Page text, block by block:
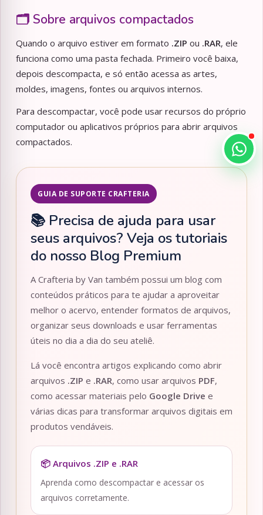
🗂️ Sobre arquivos compactados
Quando o arquivo estiver em formato .ZIP ou .RAR, ele
funciona como uma pasta fechada. Primeiro você baixa,
depois descompacta, e só então acessa as artes,
moldes, imagens, fontes ou arquivos internos.
Para descompactar, você pode usar recursos do próprio
computador ou aplicativos próprios para abrir arquivos
compactados.
GUIA DE SUPORTE CRAFTERIA
📚 Precisa de ajuda para usar
seus arquivos? Veja os tutoriais
do nosso Blog Premium
A Crafteria by Van também possui um blog com
conteúdos práticos para te ajudar a aproveitar
melhor o acervo, entender formatos de arquivos,
organizar seus downloads e usar ferramentas
úteis no dia a dia do seu ateliê.
Lá você encontra artigos explicando como abrir
arquivos .ZIP e .RAR, como usar arquivos PDF,
como acessar materiais pelo Google Drive e
várias dicas para transformar arquivos digitais em
produtos vendáveis.
📦 Arquivos .ZIP e .RAR
Aprenda como descompactar e acessar os
arquivos corretamente.